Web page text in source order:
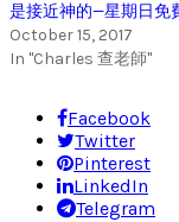
是接近神的—星期日免
October 15, 2017
In "Charles 查老師"
Facebook
Twitter
Pinterest
LinkedIn
Telegram